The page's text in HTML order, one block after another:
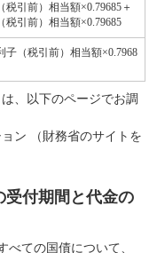
税引前）相当額×0.79685＋
税引前）相当額×0.79685
子（税引前）相当額×0.7968
、以下のページでお調
ン （財務省のサイトを
受付期間と代金の
ての国債について、